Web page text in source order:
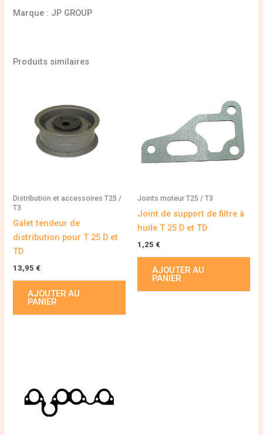
Marque : JP GROUP
Produits similaires
Distribution et accessoires T25 /
T3
Galet tendeur de
distribution pour T 25 D et
TD
13,95 €
AJOUTER AU
PANIER
Joints moteur T25 / T3
Joint de support de filtre à
huile T 25 D et TD
1,25 €
AJOUTER AU
PANIER